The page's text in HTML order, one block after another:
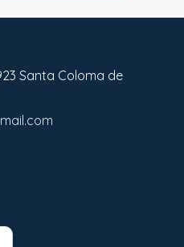
Santa Coloma de